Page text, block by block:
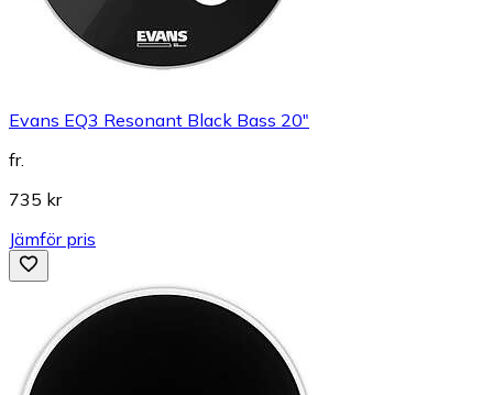
Evans EQ3 Resonant Black Bass 20"
fr.
735 kr
Jämför pris